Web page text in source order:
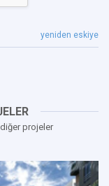
yeniden eskiye
projeler